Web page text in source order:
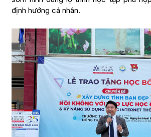
định hướng cá nhân.